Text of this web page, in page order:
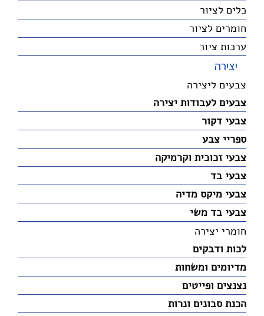
כלים לציור
חומרים לציור
ערכות ציור
יצירה
צבעים ליצירה
צבעים לעבודות יצירה
צבעי דקור
ספריי צבע
צבעי זכוכית וקרמיקה
צבעי בד
צבעי מיקס מדיה
צבעי בד משי
חומרי יצירה
לכות ודבקים
מדיומים ומשחות
נצנצים ופייטים
הכנת סבונים ונרות